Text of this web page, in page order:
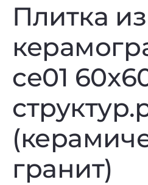
Плитка из
ce01
гранит)